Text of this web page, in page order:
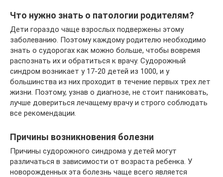
Что нужно знать о патологии родителям?
Дети гораздо чаще взрослых подвержены этому
заболеванию. Поэтому каждому родителю необходимо
знать о судорогах как можно больше, чтобы вовремя
распознать их и обратиться к врачу. Судорожный
синдром возникает у 17-20 детей из 1000, и у
большинства из них проходит в течение первых трех лет
жизни. Поэтому, узнав о диагнозе, не стоит паниковать,
лучше довериться лечащему врачу и строго соблюдать
все рекомендации.
Причины возникновения болезни
Причины судорожного синдрома у детей могут
различаться в зависимости от возраста ребенка. У
новорожденных эта болезнь чаще всего является